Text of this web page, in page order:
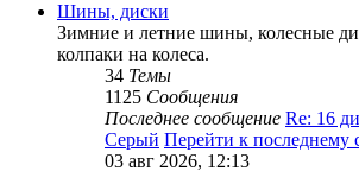
Шины, диски
Зимние и летние шины, колесные
колпаки на колеса.
34 Темы
1125 Сообщения
Последнее сообщение Re: 16
Серый Перейти к
03 авг 2026, 12:13